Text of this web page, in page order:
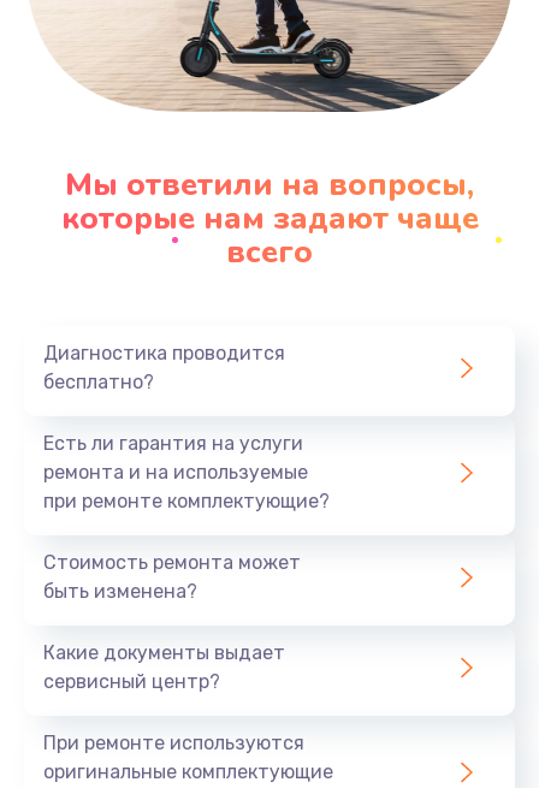
Мы ответили на вопросы,
которые нам задают чаще
всего
Диагностика проводится
бесплатно?
Есть ли гарантия на услуги
ремонта и на используемые
при ремонте комплектующие?
Стоимость ремонта может
быть изменена?
Какие документы выдает
сервисный центр?
При ремонте используются
оригинальные комплектующие